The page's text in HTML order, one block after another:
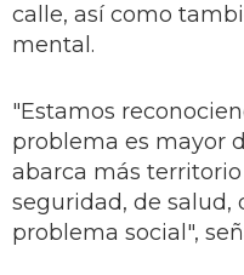
calle, así como
mental.
"Estamos
problema es mayor
abarca más territorio
seguridad, de salud,
problema social",